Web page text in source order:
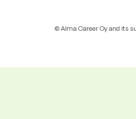
© Alma Career Oy and its